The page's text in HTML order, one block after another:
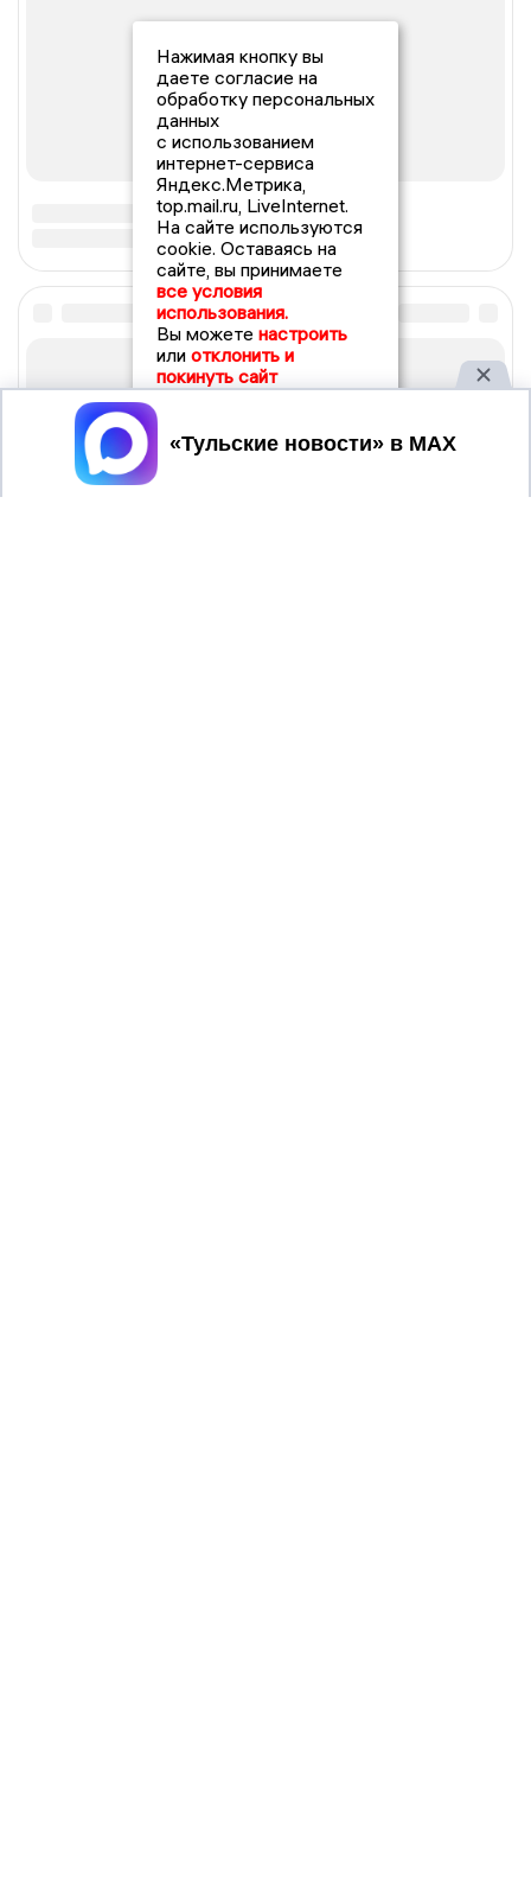
Нажимая кнопку вы
даете согласие на
обработку персональных
данных
с использованием
интернет-сервиса
Яндекс.Метрика,
top.mail.ru, LiveInternet.
На сайте используются
cookie. Оставаясь на
сайте, вы принимаете
все условия
использования.
Вы можете настроить
или отклонить и
покинуть сайт
Принять